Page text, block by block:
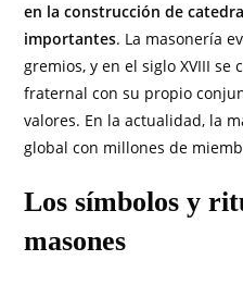
en la construcción de
importantes. La masonería
gremios, y en el siglo XVIII
fraternal con su propio
valores. En la actualidad, la
global con millones de
Los símbolos y
masones